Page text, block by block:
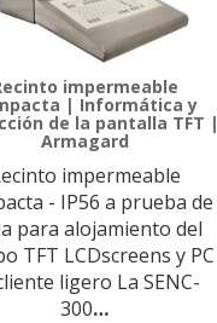
impermeable
| Informática y
de la pantalla TFT |
Armagard
impermeable
- IP56 a prueba de
para alojamiento del
TFT LCDscreens y PC
ligero La SENC-
300…